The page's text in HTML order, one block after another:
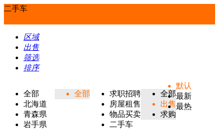
二手车
区域
出售
筛选
排序
全部
北海道
青森県
岩手県
全部
求职招聘
房屋租售
物品买卖
二手车
全部
出售
求购
默认
最新
最热